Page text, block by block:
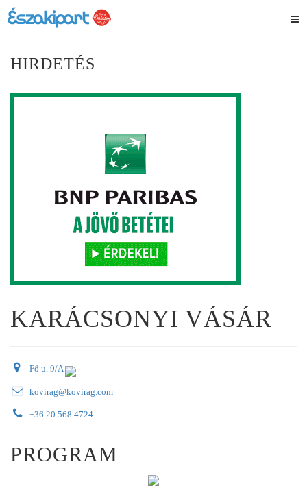
HIRDETÉS
KARÁCSONYI VÁSÁR
Fő u. 9/A
kovirag@kovirag.com
+36 20 568 4724
PROGRAM